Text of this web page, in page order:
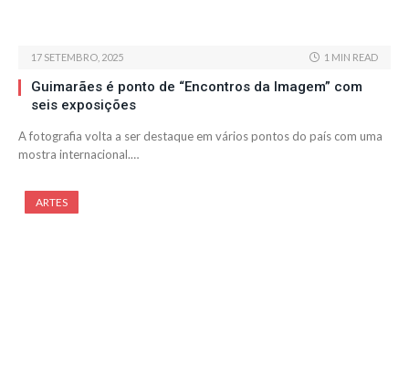
17 SETEMBRO, 2025 1 MIN READ
Guimarães é ponto de “Encontros da Imagem” com
seis exposições
A fotografia volta a ser destaque em vários pontos do país com uma
mostra internacional.…
ARTES